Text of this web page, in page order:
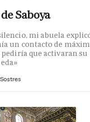
Saboya
mi abuela
un contacto de
que activaran su